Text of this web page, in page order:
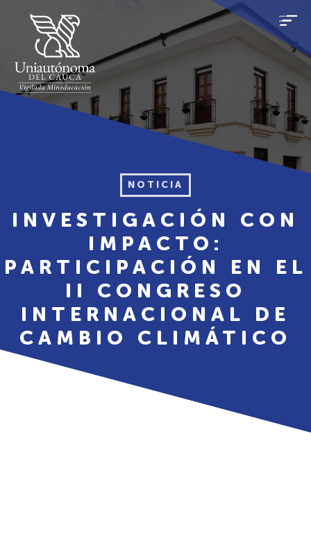
NOTICIA
INVESTIGACIÓN CON
IMPACTO:
PARTICIPACIÓN EN EL
II CONGRESO
INTERNACIONAL DE
CAMBIO CLIMÁTICO